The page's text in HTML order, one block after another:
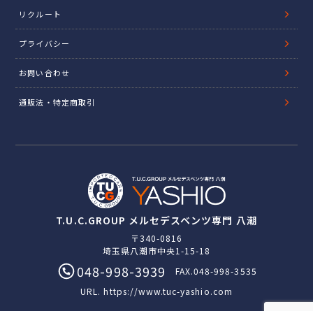
リクルート
プライバシー
お問い合わせ
通販法・特定商取引
T.U.C.GROUP メルセデスベンツ専門 八潮
〒340-0816
埼玉県八潮市中央1-15-18
048-998-3939
FAX.048-998-3535
URL.https://www.tuc-yashio.com